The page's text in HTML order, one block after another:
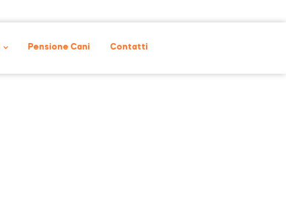
Pensione Cani Contatti